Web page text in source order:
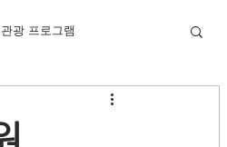
광 프로그램
에코마마